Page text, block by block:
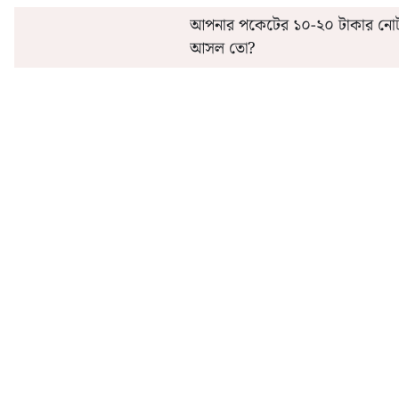
আপনার পকেটের ১০-২০ টাকার
আসল তো?